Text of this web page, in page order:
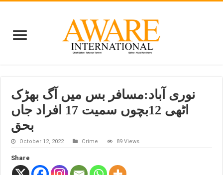
نوری آباد:مسافر بس میں آگ بھڑک
اٹھی 12بچوں سمیت 17 افراد جاں
بحق
October 12, 2022 Crime 89 Views
Share